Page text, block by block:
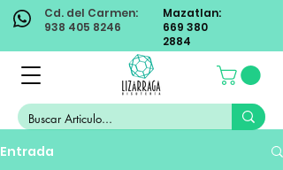
Cd. del Carmen:
938 405 8246
Mazatlan:
669 380
2884
Entrada